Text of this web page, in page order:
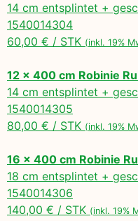
14 cm entsplintet +
1540014304
60,00 € / STK (inkl. 19%
12 x 400 cm Robinie
14 cm entsplintet +
1540014305
80,00 € / STK (inkl. 19%
16 x 400 cm Robinie
18 cm entsplintet +
1540014306
140,00 € / STK (inkl. 19%